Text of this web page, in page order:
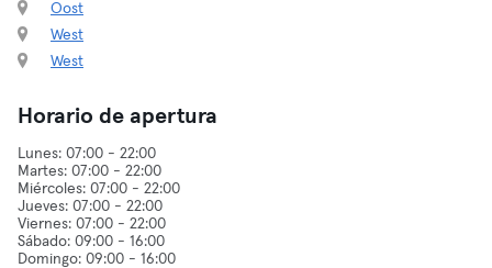
Oost
West
West
Horario de apertura
Lunes: 07:00 - 22:00
Martes: 07:00 - 22:00
Miércoles: 07:00 - 22:00
Jueves: 07:00 - 22:00
Viernes: 07:00 - 22:00
Sábado: 09:00 - 16:00